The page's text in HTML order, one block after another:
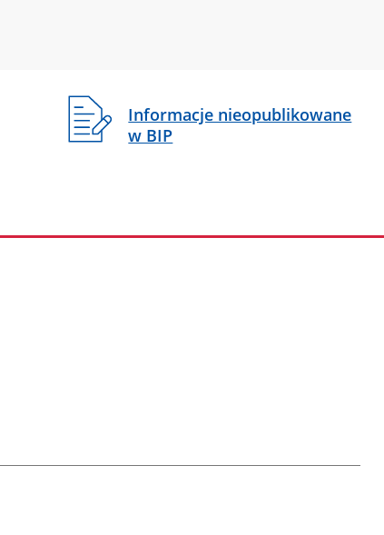
Informacje nieopublikowane
w BIP